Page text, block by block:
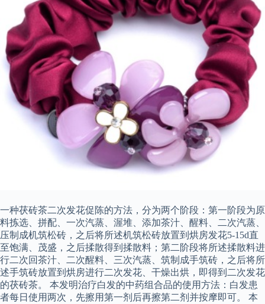
一种茯砖茶二次发花促陈的方法，分为两个阶段：第一阶段为原
料拣选、拼配、一次汽蒸、渥堆、添加茶汁、醒料、二次汽蒸、
压制成机筑松砖，之后将所述机筑松砖放置到烘房发花5-15d直
至饱满、茂盛，之后揉散得到揉散料；第二阶段将所述揉散料进
行二次回茶汁、二次醒料、三次汽蒸、筑制成手筑砖，之后将所
述手筑砖放置到烘房进行二次发花、干燥出烘，即得到二次发花
的茯砖茶。 本发明治疗白发的中药组合品的使用方法：白发患
者每日使用两次，先擦用第一剂后再擦第二剂并按摩即可。 本